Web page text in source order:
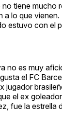
no tiene mucho
a lo que vienen.
estuvo con el
no es muy
el FC
jugador
el ex goleador
fue la estrella